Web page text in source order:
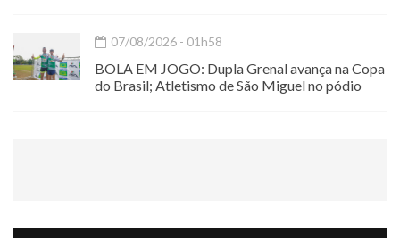
07/08/2026 - 01h58
BOLA EM JOGO: Dupla Grenal avança na Copa
do Brasil; Atletismo de São Miguel no pódio